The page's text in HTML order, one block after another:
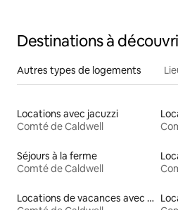
Destinations à
Autres types de logements
Locations avec jacuzzi
Comté de Caldwell
Séjours à la ferme
Comté de Caldwell
Locations de vacances avec piscine